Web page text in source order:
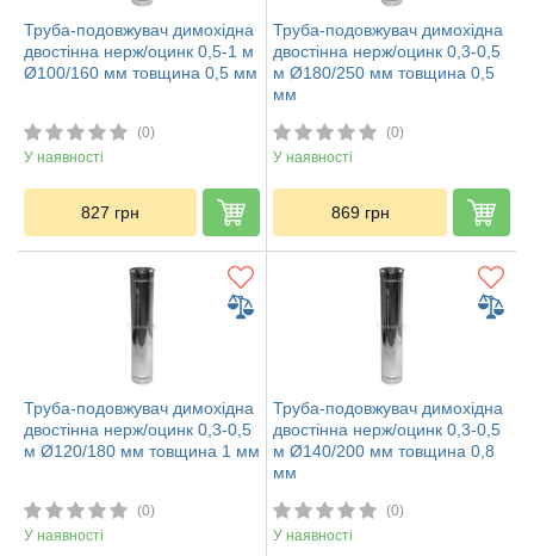
Труба-подовжувач димохідна
двостінна нерж/оцинк 0,5-1 м
Ø100/160 мм товщина 0,5 мм
(0)
У наявності
827 грн
Труба-подовжувач димохідна
двостінна нерж/оцинк 0,3-0,5
м Ø180/250 мм товщина 0,5
мм
(0)
У наявності
869 грн
Труба-подовжувач димохідна
двостінна нерж/оцинк 0,3-0,5
м Ø120/180 мм товщина 1 мм
(0)
У наявності
Труба-подовжувач димохідна
двостінна нерж/оцинк 0,3-0,5
м Ø140/200 мм товщина 0,8
мм
(0)
У наявності